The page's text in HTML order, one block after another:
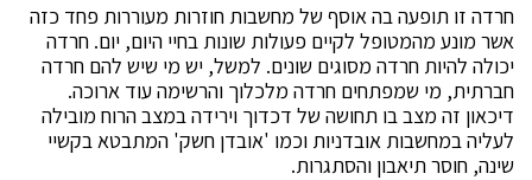
חרדה זו תופעה בה אוסף של מחשבות חוזרות מעוררות פחד כזה
אשר מונע מהמטופל לקיים פעולות שונות בחיי היום, יום. חרדה
יכולה להיות חרדה מסוגים שונים. למשל, יש מי שיש להם חרדה
חברתית, מי שמפתחים חרדה מלכלוך והרשימה עוד ארוכה.
דיכאון זה מצב בו תחושה של דכדוך וירידה במצב הרוח מובילה
לעליה במחשבות אובדניות וכמו 'אובדן חשק' המתבטא בקשיי
שינה, חוסר תיאבון והסתגרות.